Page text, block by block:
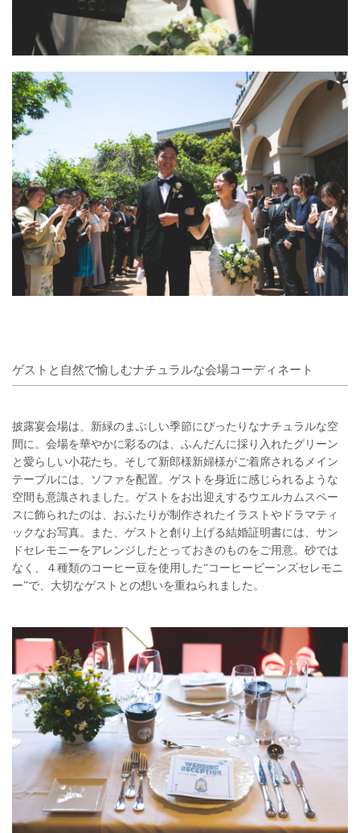
ゲストと自然で愉しむナチュラルな会場コーディネート
披露宴会場は、新緑のまぶしい季節にぴったりなナチュラルな空
間に。会場を華やかに彩るのは、ふんだんに採り入れたグリーン
と愛らしい小花たち。そして新郎様新婦様がご着席されるメイン
テーブルには、ソファを配置。ゲストを身近に感じられるような
空間も意識されました。ゲストをお出迎えするウエルカムスペー
スに飾られたのは、おふたりが制作されたイラストやドラマティ
ックなお写真。また、ゲストと創り上げる結婚証明書には、サン
ドセレモニーをアレンジしたとっておきのものをご用意。砂では
なく、４種類のコーヒー豆を使用した“コーヒービーンズセレモニ
ー”で、大切なゲストとの想いを重ねられました。